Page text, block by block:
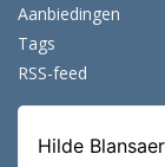
Aanbiedingen
Tags
RSS-feed